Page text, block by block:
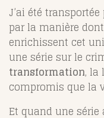
J’ai été
par la manière
enrichissent cet
une série sur le
transformation, la
compromis que la
Et quand une